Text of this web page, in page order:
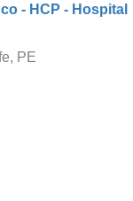
- HCP - Hospital
PE